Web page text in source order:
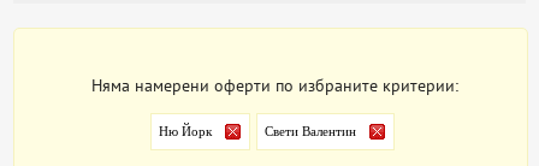
Няма намерени оферти по избраните критерии:
Ню Йорк Свети Валентин